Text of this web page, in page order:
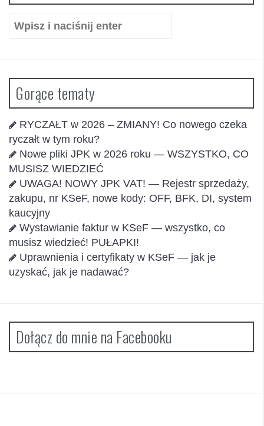
Szukaj:
Gorące tematy
RYCZAŁT w 2026 – ZMIANY! Co nowego czeka
ryczałt w tym roku?
Nowe pliki JPK w 2026 roku — WSZYSTKO, CO
MUSISZ WIEDZIEĆ
UWAGA! NOWY JPK VAT! — Rejestr sprzedaży,
zakupu, nr KSeF, nowe kody: OFF, BFK, DI, system
kaucyjny
Wystawianie faktur w KSeF — wszystko, co
musisz wiedzieć! PUŁAPKI!
Uprawnienia i certyfikaty w KSeF — jak je
uzyskać, jak je nadawać?
Dołącz do mnie na Facebooku